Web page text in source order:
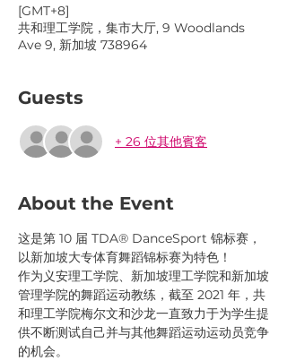
[GMT+8]
共和理工学院，集市大厅, 9 Woodlands
Ave 9, 新加坡 738964
Guests
+ 26 位其他賓客
About the Event
这是第 10 届 TDA® DanceSport 锦标赛，
以新加坡大专体育舞蹈锦标赛为特色！
作为义安理工学院、新加坡理工学院和新加坡
管理学院的舞蹈运动教练，截至 2021 年，共
和理工学院梅尔文和沙龙一直致力于为学生提
供不断测试自己并与其他舞蹈运动运动员竞争
的机会。